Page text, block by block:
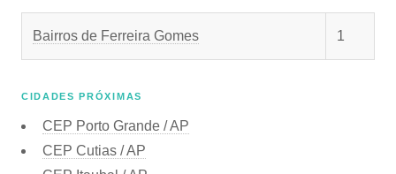
Bairros de Ferreira Gomes 1
CIDADES PRÓXIMAS
CEP Porto Grande / AP
CEP Cutias / AP